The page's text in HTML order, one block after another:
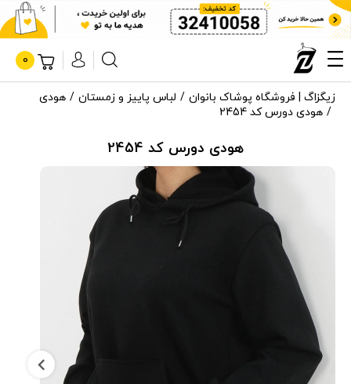
0
زیگزاگ | فروشگاه پوشاک بانوان لباس پاییز و زمستان
هودی
هودی دورس کد 2454
هودی دورس کد 2454